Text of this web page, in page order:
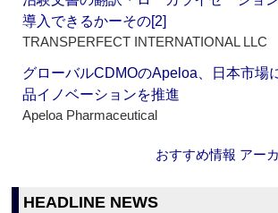
導入できるかーその[2]
TRANSPERFECT INTERNATIONAL LLC
グローバルCDMOのApeloa、日本市場
品イノベーションを推進
Apeloa Pharmaceutical
おすすめ情報 アー
HEADLINE NEWS